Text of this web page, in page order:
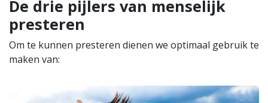
De drie pijlers van mens​elijk
presteren
Om te kunnen presteren dienen we optimaal gebruik te
maken van: